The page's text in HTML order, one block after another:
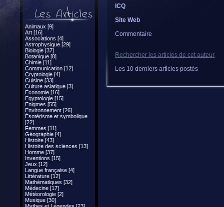
Animaux [9]
Art [16]
Associations [4]
Astrophysique [29]
Biologie [37]
Botanique [8]
Chimie [11]
Communication [12]
Cryptologie [4]
Cuisine [33]
Culture asiatique [3]
Economie [16]
Egyptologie [15]
Enigmes [55]
Environnement [26]
Ésotérisme et symbolique
[22]
Femmes [11]
Géographie [4]
Histoire [43]
Histoire des sciences [13]
Homme [37]
Inventions [15]
Jeux [12]
Langue française [4]
Littérature [12]
Mathématiques [32]
Médecine [17]
Météorologie [2]
Musique [30]
ICQ
Site Web
Commentaire
Rechercher les articles de cet auteur
Les 10 derniers articles postés